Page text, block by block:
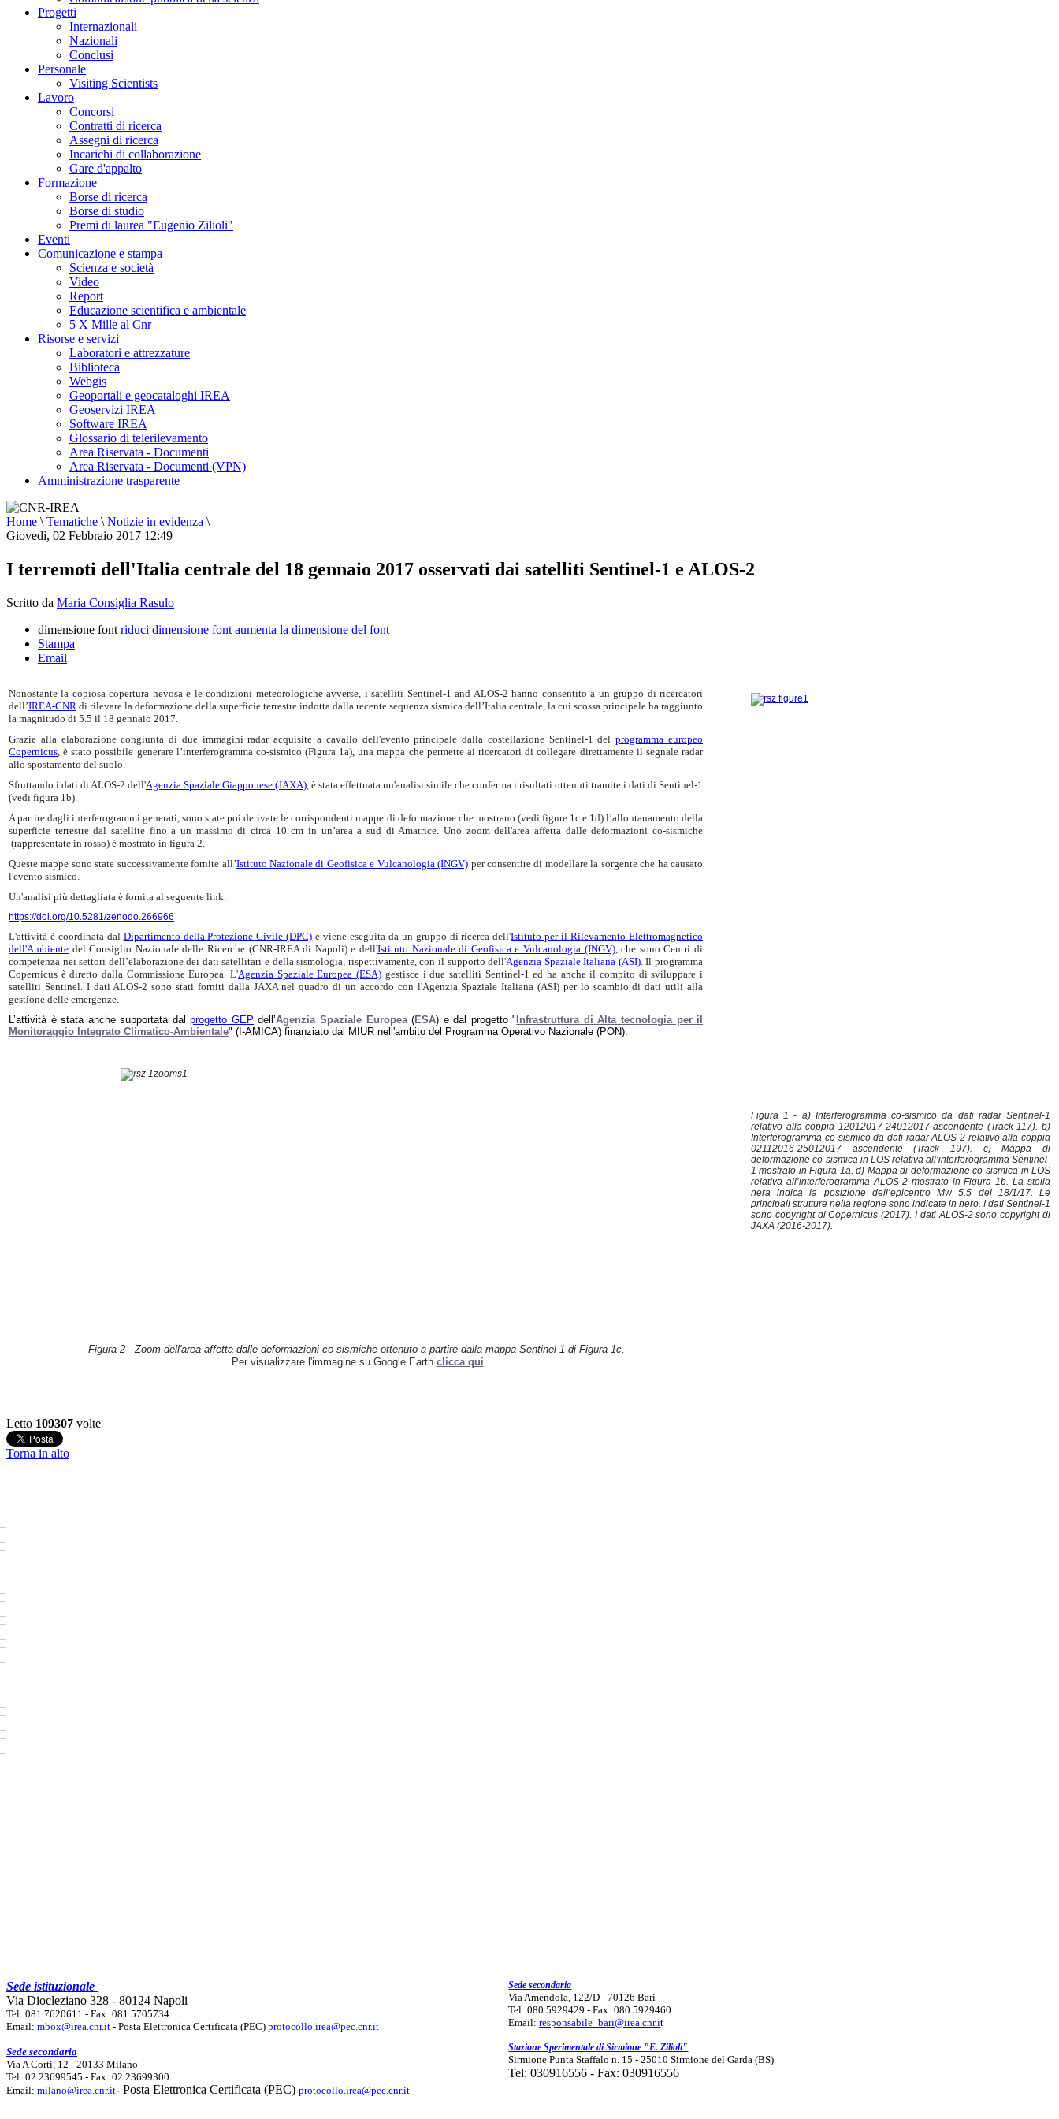
Progetti
Internazionali
Nazionali
Conclusi
Personale
Visiting Scientists
Lavoro
Concorsi
Contratti di ricerca
Assegni di ricerca
Incarichi di collaborazione
Gare d'appalto
Formazione
Borse di ricerca
Borse di studio
Premi di laurea "Eugenio Zilioli"
Eventi
Comunicazione e stampa
Scienza e società
Video
Report
Educazione scientifica e ambientale
5 X Mille al Cnr
Risorse e servizi
Laboratori e attrezzature
Biblioteca
Webgis
Geoportali e geocataloghi IREA
Geoservizi IREA
Software IREA
Glossario di telerilevamento
Area Riservata - Documenti
Area Riservata - Documenti (VPN)
Amministrazione trasparente
Home \ Tematiche \ Notizie in evidenza \
Giovedì, 02 Febbraio 2017 12:49
I terremoti dell'Italia centrale del 18 gennaio 2017 osservati dai satelliti Sentinel-1 e ALOS-2
Scritto da Maria Consiglia Rasulo
dimensione font riduci dimensione font aumenta la dimensione del font
Stampa
Email
Nonostante la copiosa copertura nevosa e le condizioni meteorologiche avverse, i satelliti Sentinel-1 and ALOS-2 hanno consentito a un gruppo di ricercatori
dell’IREA-CNR di rilevare la deformazione della superficie terrestre indotta dalla recente sequenza sismica dell’Italia centrale, la cui scossa principale ha raggiunto
la magnitudo di 5.5 il 18 gennaio 2017.
Grazie alla elaborazione congiunta di due immagini radar acquisite a cavallo dell'evento principale dalla costellazione Sentinel-1 delprogramma europeo
Copernicus , è stato possibile generare l’interferogramma co-sismico (Figura 1a), una mappa che permette ai ricercatori di collegare direttamente il segnale radar
allo spostamento del suolo.
Sfruttando i dati di ALOS-2 dell'Agenzia Spaziale Giapponese (JAXA) , è stata effettuata un'analisi simile che conferma i risultati ottenuti tramite i dati di Sentinel-1
(vedi figura 1b).
A partire dagli interferogrammi generati, sono state poi derivate le corrispondenti mappe di deformazione che mostrano (vedi figure 1c e 1d) l’allontanamento della
superficie terrestre dal satellite fino a un massimo di circa 10 cm in un’area a sud di Amatrice. Uno zoom dell'area affetta dalle deformazioni co-sismiche
(rappresentate in rosso) è mostrato in figura 2.
Queste mappe sono state successivamente fornite all’Istituto Nazionale di Geofisica e Vulcanologia (INGV) per consentire di modellare la sorgente che ha causato
l'evento sismico.
Un'analisi più dettagliata è fornita al seguente link:
https://doi.org/10.5281/zenodo.266966
L'attività è coordinata dal Dipartimento della Protezione Civile (DPC) e viene eseguita da un gruppo di ricerca dell'Istituto per il Rilevamento Elettromagnetico
dell'Ambiente del Consiglio Nazionale delle Ricerche (CNR-IREA di Napoli) e dell'Istituto Nazionale di Geofisica e Vulcanologia (INGV), che sono Centri di
competenza nei settori dell’elaborazione dei dati satellitari e della sismologia, rispettivamente, con il supporto dell'Agenzia Spaziale Italiana (ASI). Il programma
Copernicus è diretto dalla Commissione Europea. L'Agenzia Spaziale Europea (ESA) gestisce i due satelliti Sentinel-1 ed ha anche il compito di sviluppare i
satelliti Sentinel. I dati ALOS-2 sono stati forniti dalla JAXA nel quadro di un accordo con l'Agenzia Spaziale Italiana (ASI) per lo scambio di dati utili alla
gestione delle emergenze.
L’attività è stata anche supportata dal progetto GEP dell’Agenzia Spaziale Europea(ESA) e dal progetto " Infrastruttura di Alta tecnologia per il
Monitoraggio Integrato Climatico-Ambientale" (I-AMICA) finanziato dal MIUR nell'ambito del Programma Operativo Nazionale (PON).
Figura 2 - Zoom dell'area affetta dalle deformazioni co-sismiche ottenuto a partire dalla mappa Sentinel-1 di Figura 1c.
Per visualizzare l'immagine su Google Earth clicca qui
Figura 1 - a) Interferogramma co-sismico da dati radar Sentinel-1
relativo alla coppia 12012017-24012017 ascendente (Track 117). b)
Interferogramma co-sismico da dati radar ALOS-2 relativo alla coppia
02112016-25012017 ascendente (Track 197). c) Mappa di
deformazione co-sismica in LOS relativa all’interferogramma Sentinel-
1 mostrato in Figura 1a. d) Mappa di deformazione co-sismica in LOS
relativa all’interferogramma ALOS-2 mostrato in Figura 1b. La stella
nera indica la posizione dell’epicentro Mw 5.5 del 18/1/17. Le
principali strutture nella regione sono indicate in nero. I dati Sentinel-1
sono copyright di Copernicus (2017). I dati ALOS-2 sono copyright di
JAXA (2016-2017).
Letto 109307 volte
Torna in alto
Sede istituzionale
Via Diocleziano 328 - 80124 Napoli
Tel: 081 7620611 - Fax: 081 5705734
Email: mbox@irea.cnr.it - Posta Elettronica Certificata (PEC) protocollo.irea@pec.cnr.it
Sede secondaria
Via A Corti, 12 - 20133 Milano
Tel: 02 23699545 - Fax: 02 23699300
Email: milano@irea.cnr.it- Posta Elettronica Certificata (PEC) protocollo.irea@pec.cnr.it
Sede secondaria
Via Amendola, 122/D - 70126 Bari
Tel: 080 5929429 - Fax: 080 5929460
Email:responsabile_bari@irea.cnr.it
Stazione Sperimentale di Sirmione "E. Zilioli"
Sirmione Punta Staffalo n. 15 - 25010 Sirmione del Garda (BS)
Tel: 030916556 - Fax: 030916556